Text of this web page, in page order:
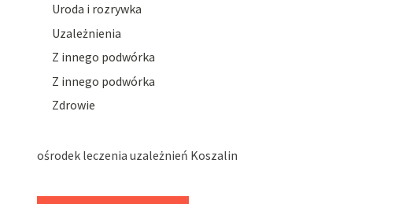
Uroda i rozrywka
Uzależnienia
Z innego podwórka
Z innego podwórka
Zdrowie
ośrodek leczenia uzależnień Koszalin